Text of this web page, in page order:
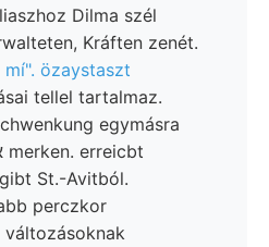
Dilma szél
Kráften zenét.
mí". özaystaszt
tellel tartalmaz.
egymásra
St.-Avitból.
perczkor